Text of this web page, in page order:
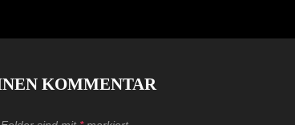
KOMMENTAR